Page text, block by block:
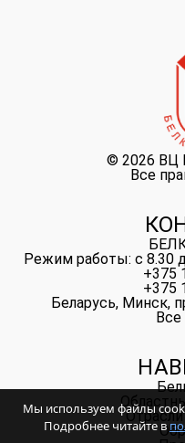
© 2026
Все
Режим работы: с 8.30
+375
+375
Беларусь, Минск,
Все
Мы используем файлы
Подробнее читайте в